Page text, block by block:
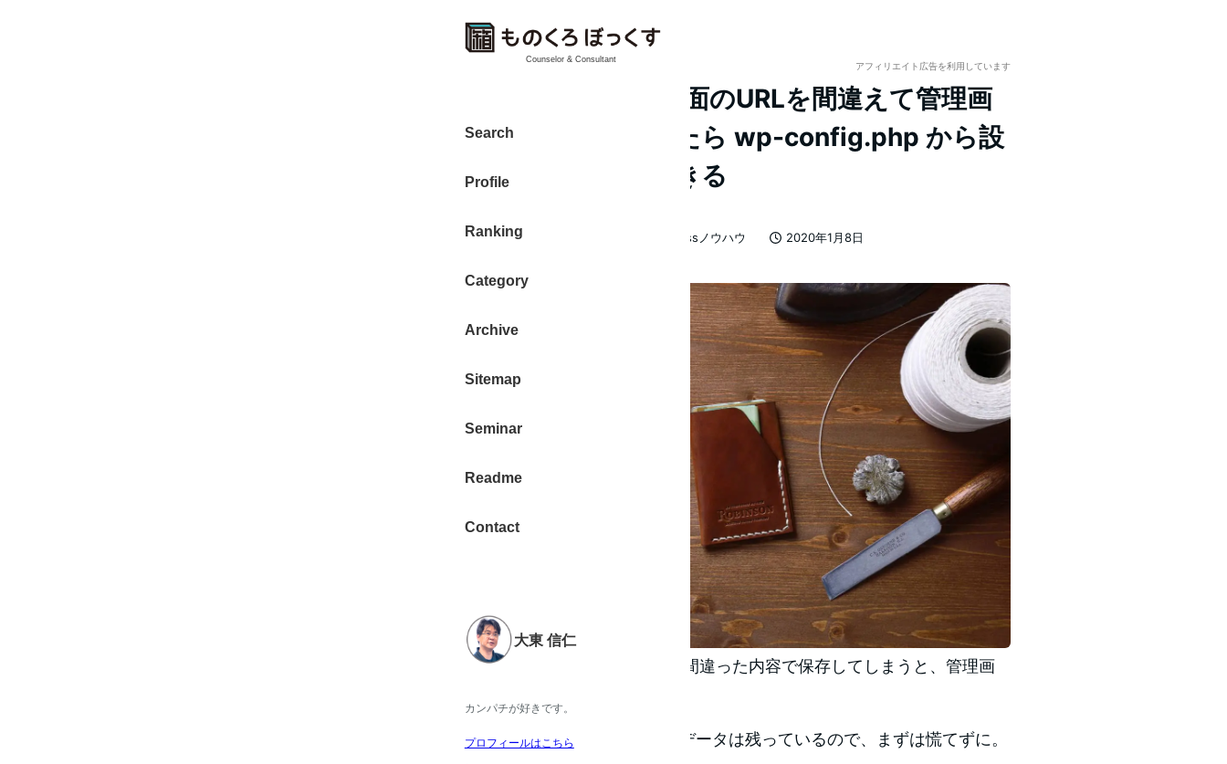
Counselor & Consultant
Search
Profile
Ranking
Category
Archive
Sitemap
Seminar
Readme
Contact
大東 信仁
カンパチが好きです。
プロフィールはこちら
アフィリエイト広告を利用しています
WordPress 設定画面のURLを間違えて管理画
面に入れなくなったら wp-config.php から設
定でリカバリーできる
2020年1月8日
者
大東 信仁（ものくろ） WordPressノウハウ
WordPress 設定画面のURLを間違った内容で保存してしまうと、管理画
面に入れなくなります。
この状態でも、WordPressのデータは残っているので、まずは慌てずに。